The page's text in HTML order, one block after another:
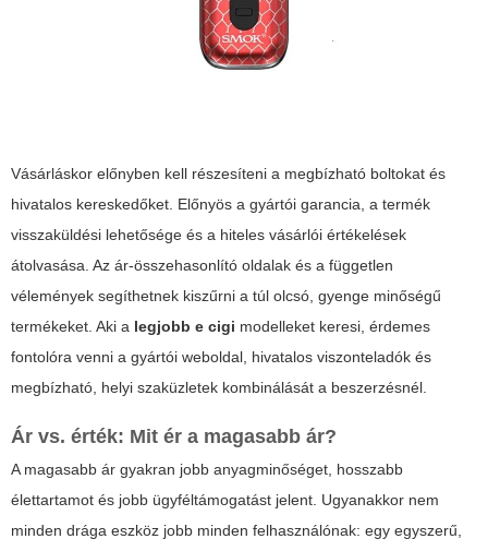
Vásárláskor előnyben kell részesíteni a megbízható boltokat és
hivatalos kereskedőket. Előnyös a gyártói garancia, a termék
visszaküldési lehetősége és a hiteles vásárlói értékelések
átolvasása. Az ár-összehasonlító oldalak és a független
vélemények segíthetnek kiszűrni a túl olcsó, gyenge minőségű
termékeket. Aki a legjobb e cigi modelleket keresi, érdemes
fontolóra venni a gyártói weboldal, hivatalos viszonteladók és
megbízható, helyi szaküzletek kombinálását a beszerzésnél.
Ár vs. érték: Mit ér a magasabb ár?
A magasabb ár gyakran jobb anyagminőséget, hosszabb
élettartamot és jobb ügyféltámogatást jelent. Ugyanakkor nem
minden drága eszköz jobb minden felhasználónak: egy egyszerű,